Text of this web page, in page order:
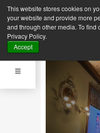
This website stores cookies on
your website and provide more
and through other media. To find
Privacy Policy.
Accept
Indietro
News 25